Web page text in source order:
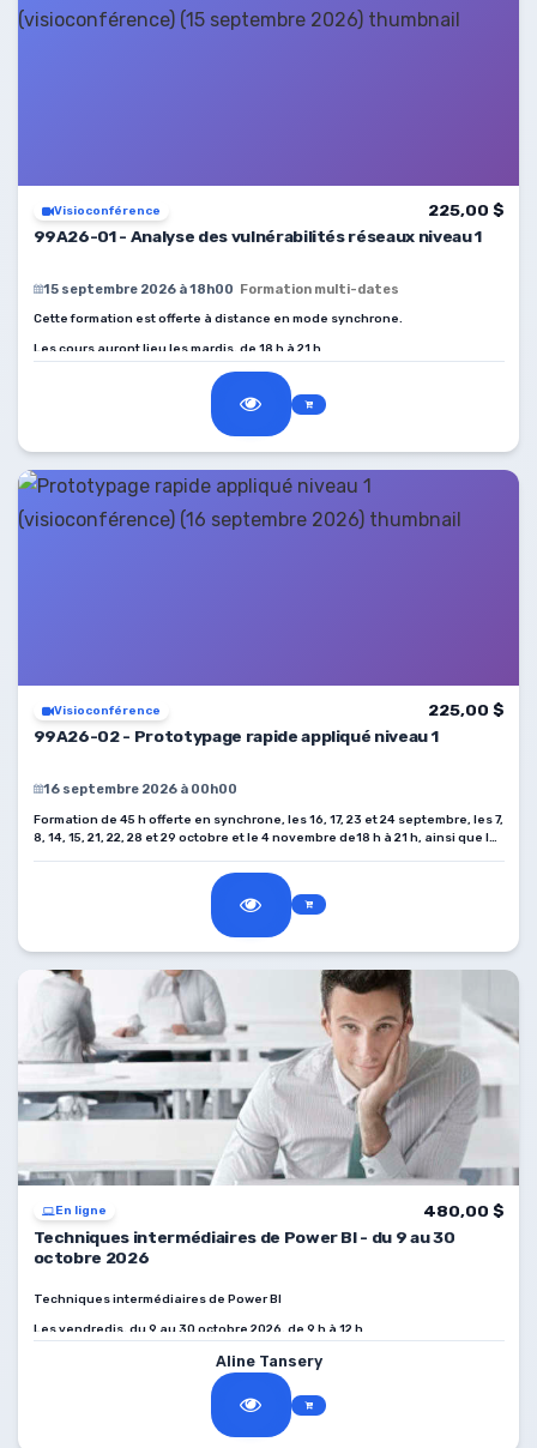
Visioconférence
225,00 $
99A26-01 - Analyse des vulnérabilités réseaux niveau 1
15 septembre 2026 à 18h00 Formation multi-dates
Cette formation est offerte à distance en mode synchrone.
Les cours auront lieu les mardis, de 18 h à 21 h.
Visioconférence
225,00 $
99A26-02 - Prototypage rapide appliqué niveau 1
16 septembre 2026 à 00h00
Formation de 45 h offerte en synchrone, les 16, 17, 23 et 24 septembre, les 7,
8, 14, 15, 21, 22, 28 et 29 octobre et le 4 novembre de18 h à 21 h, ainsi que le
En ligne
480,00 $
Techniques intermédiaires de Power BI - du 9 au 30
octobre 2026
Techniques intermédiaires de Power BI
Les vendredis, du 9 au 30 octobre 2026, de 9 h à 12 h
Aline Tansery